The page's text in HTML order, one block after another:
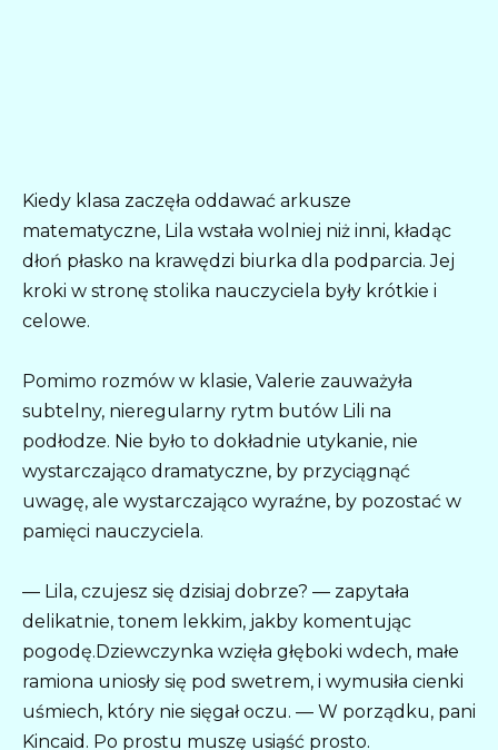
Kiedy klasa zaczęła oddawać arkusze
matematyczne, Lila wstała wolniej niż inni, kładąc
dłoń płasko na krawędzi biurka dla podparcia. Jej
kroki w stronę stolika nauczyciela były krótkie i
celowe.
Pomimo rozmów w klasie, Valerie zauważyła
subtelny, nieregularny rytm butów Lili na
podłodze. Nie było to dokładnie utykanie, nie
wystarczająco dramatyczne, by przyciągnąć
uwagę, ale wystarczająco wyraźne, by pozostać w
pamięci nauczyciela.
— Lila, czujesz się dzisiaj dobrze? — zapytała
delikatnie, tonem lekkim, jakby komentując
pogodę.Dziewczynka wzięła głęboki wdech, małe
ramiona uniosły się pod swetrem, i wymusiła cienki
uśmiech, który nie sięgał oczu. — W porządku, pani
Kincaid. Po prostu muszę usiąść prosto.